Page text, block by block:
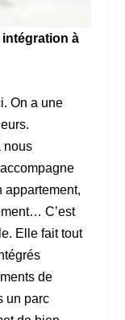
intégration à
On a une
nous
appartement,
C’est
Elle fait tout
de
un parc